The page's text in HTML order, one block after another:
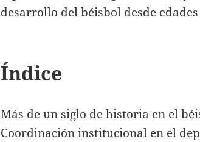
desarrollo del béisbol desde
Índice
Más de un siglo de historia en el
Coordinación institucional en el